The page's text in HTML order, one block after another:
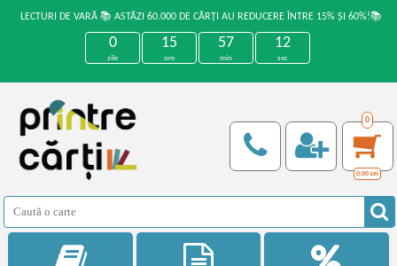
LECTURI DE VARĂ 📚 ASTĂZI 60.000 DE CĂRȚI AU REDUCERE ÎNTRE 15% ȘI 60%!📚
0
zile
15
ore
57
min
12
sec
0
0,00 Lei